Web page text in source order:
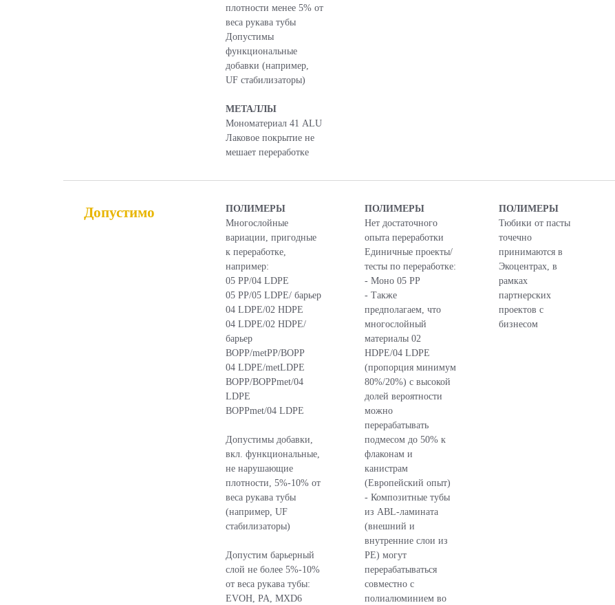
плотности менее 5% от
веса рукава тубы
Допустимы
функциональные
добавки (например,
UF стабилизаторы)
МЕТАЛЛЫ
Мономатериал 41 ALU
Лаковое покрытие не
мешает переработке
Допустимо
ПОЛИМЕРЫ
Многослойные
вариации, пригодные
к переработке,
например:
05 PP/04 LDPE
05 PP/05 LDPE/ барьер
04 LDPE/02 HDPE
04 LDPE/02 HDPE/
барьер
BOPP/metPP/BOPP
04 LDPE/metLDPE
BOPP/BOPPmet/04
LDPE
BOPPmet/04 LDPE
Допустимы добавки,
вкл. функциональные,
не нарушающие
плотности, 5%-10% от
веса рукава тубы
(например, UF
стабилизаторы)
Допустим барьерный
слой не более 5%-10%
от веса рукава тубы:
EVOH, PA, MXD6
ПОЛИМЕРЫ
Нет достаточного
опыта переработки
Единичные проекты/
тесты по переработке:
- Моно 05 РР
- Также
предполагаем, что
многослойный
материалы 02
HDPE/04 LDPE
(пропорция минимум
80%/20%) с высокой
долей вероятности
можно
перерабатывать
подмесом до 50% к
флаконам и
канистрам
(Европейский опыт)
- Композитные тубы
из ABL-ламината
(внешний и
внутренние слои из
PE) могут
перерабатываться
совместно с
полиалюминием во
ПОЛИМЕРЫ
Тюбики от пасты
точечно
принимаются в
Экоцентрах, в
рамках
партнерских
проектов с
бизнесом